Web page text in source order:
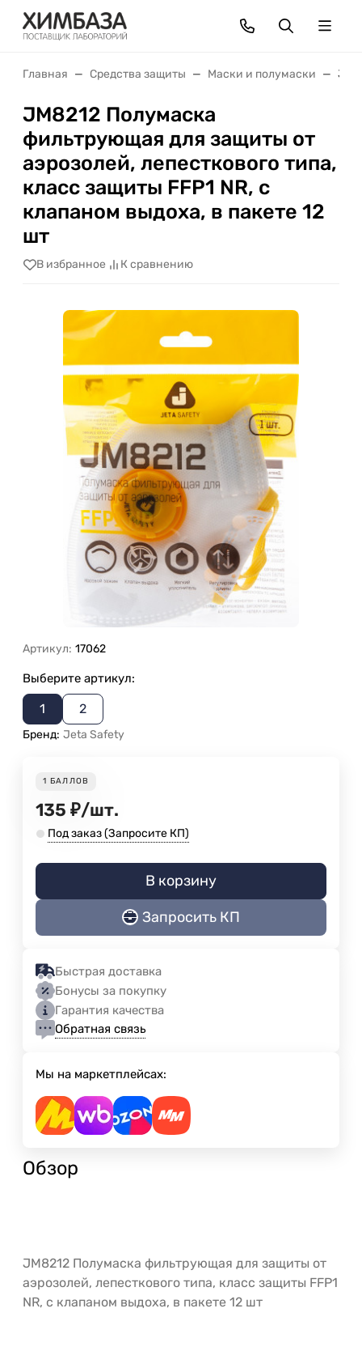
Главная Средства защиты Маски и полумаски
JM8212 Полумаска
фильтрующая для защиты от
аэрозолей, лепесткового типа,
класс защиты FFP1 NR, с
клапаном выдоха, в пакете 12
шт
В избранное К сравнению
Артикул: 17062
Выберите артикул:
1 2
Бренд: Jeta Safety
1 БАЛЛОВ
135 ₽/шт.
Под заказ (Запросите КП)
В корзину
Запросить КП
Быстрая доставка
Бонусы за покупку
Гарантия качества
Обратная связь
Мы на маркетплейсах:
Обзор
JM8212 Полумаска фильтрующая для защиты от
аэрозолей, лепесткового типа, класс защиты FFP1
NR, с клапаном выдоха, в пакете 12 шт